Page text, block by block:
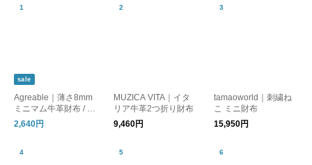
sale
Agreable｜薄さ8mm
ミニマム牛革財布 / フ
ラットで嵩張りにくい
本革 ミニ財布
2,640円
MUZICA VITA｜イタ
リア牛革2つ折り財布
9,460円
tamaoworld｜刺繍ね
こ ミニ財布
15,950円